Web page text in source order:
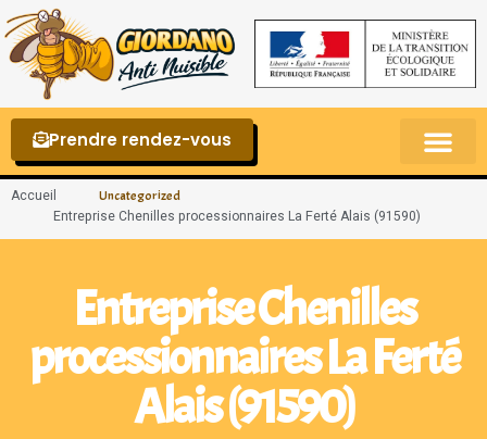
Prendre rendez-vous
Accueil Uncategorized
Entreprise Chenilles processionnaires La Ferté Alais (91590)
Entreprise Chenilles
processionnaires La Ferté
Alais (91590)